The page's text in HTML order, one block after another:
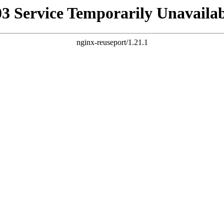
Service Temporarily
nginx-reuseport/1.21.1